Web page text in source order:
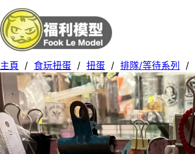
主頁 / 食玩扭蛋 / 扭蛋 / 排隊/等待系列 /